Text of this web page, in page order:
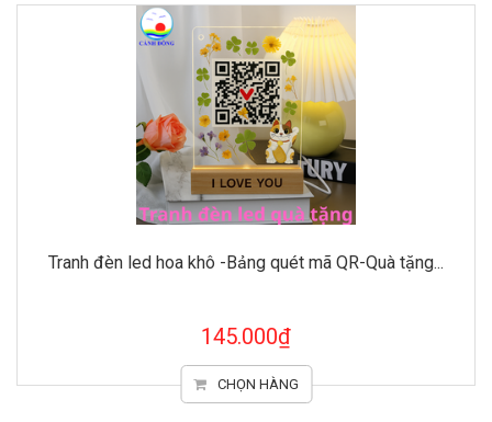
Tranh đèn led hoa khô -Bảng quét mã QR-Quà tặng...
145.000₫
CHỌN HÀNG